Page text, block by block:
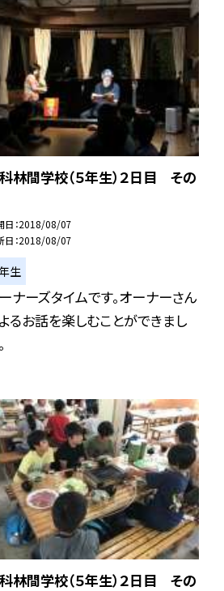
林間学校（５年生）２日目 その
日 2018/08/07
日 2018/08/07
生
ナーズタイムです。オーナーさん
るお話を楽しむことができまし
林間学校（５年生）２日目 その